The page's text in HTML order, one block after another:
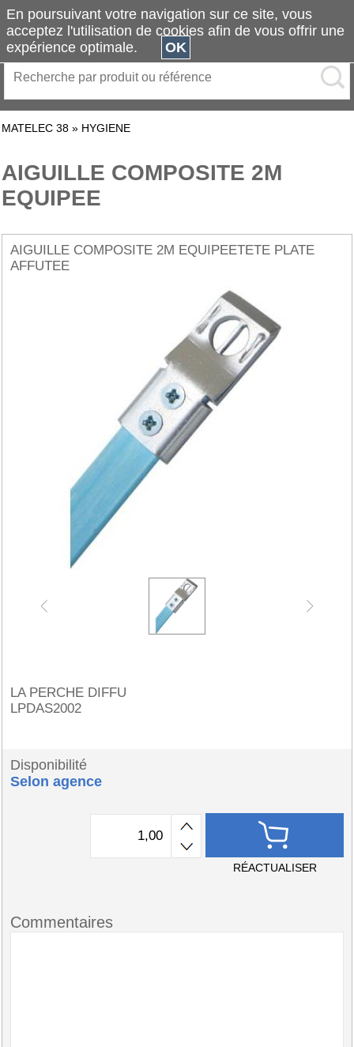
MATELEC 38 » HYGIENE
AIGUILLE COMPOSITE 2M
EQUIPEE
AIGUILLE COMPOSITE 2M EQUIPEETETE PLATE
AFFUTEE
LA PERCHE DIFFU
LPDAS2002
Disponibilité
Selon agence
RÉACTUALISER
Commentaires
En poursuivant votre navigation sur ce site, vous
acceptez l'utilisation de cookies afin de vous offrir une
expérience optimale.
OK